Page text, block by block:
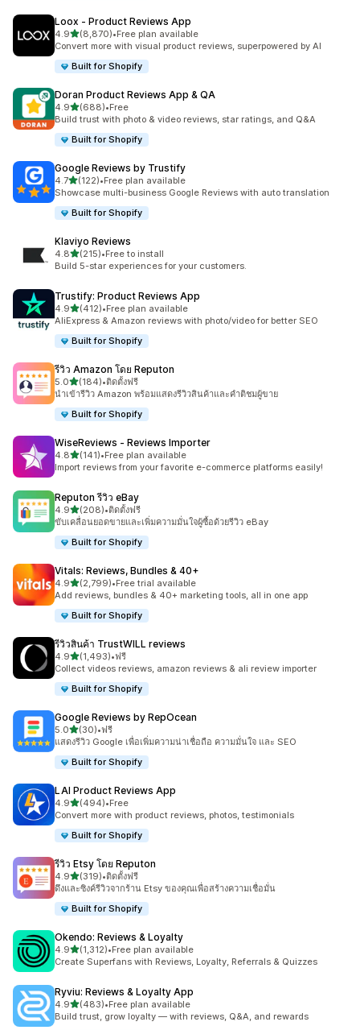
Loox ‑ Product Reviews App
4.9เต็ม 5 ดาว
(8,870)
ทั้งหมด 8870 รีวิว
•Free plan available
Convert more with visual product reviews, superpowered by AI
Built for Shopify
Doran Product Reviews App & QA
4.9เต็ม 5 ดาว
(688)
ทั้งหมด 688 รีวิว
•Free
Build trust with photo & video reviews, star ratings, and Q&A
Built for Shopify
Google Reviews by Trustify
4.7เต็ม 5 ดาว
(122)
ทั้งหมด 122 รีวิว
•Free plan available
Showcase multi-business Google Reviews with auto translation
Built for Shopify
Klaviyo Reviews
4.8เต็ม 5 ดาว
(215)
ทั้งหมด 215 รีวิว
•Free to install
Build 5-star experiences for your customers.
Trustify: Product Reviews App
4.9เต็ม 5 ดาว
(412)
ทั้งหมด 412 รีวิว
•Free plan available
AliExpress & Amazon reviews with photo/video for better SEO
Built for Shopify
รีวิว Amazon โดย Reputon
5.0เต็ม 5 ดาว
(184)
ทั้งหมด 184 รีวิว
•ติดตั้งฟรี
นำเข้ารีวิว Amazon พร้อมแสดงรีวิวสินค้าและคำติชมผู้ขาย
Built for Shopify
WiseReviews ‑ Reviews Importer
4.8เต็ม 5 ดาว
(141)
ทั้งหมด 141 รีวิว
•Free plan available
Import reviews from your favorite e-commerce platforms easily!
Reputon รีวิว eBay
4.9เต็ม 5 ดาว
(208)
ทั้งหมด 208 รีวิว
•ติดตั้งฟรี
ขับเคลื่อนยอดขายและเพิ่มความมั่นใจผู้ซื้อด้วยรีวิว eBay
Built for Shopify
Vitals: Reviews, Bundles & 40+
4.9เต็ม 5 ดาว
(2,799)
ทั้งหมด 2799 รีวิว
•Free trial available
Add reviews, bundles & 40+ marketing tools, all in one app
Built for Shopify
รีวิวสินค้า TrustWILL reviews
4.9เต็ม 5 ดาว
(1,493)
ทั้งหมด 1493 รีวิว
•ฟรี
Collect videos reviews, amazon reviews & ali review importer
Built for Shopify
Google Reviews by RepOcean
5.0เต็ม 5 ดาว
(30)
ทั้งหมด 30 รีวิว
•ฟรี
แสดงรีวิว Google เพื่อเพิ่มความน่าเชื่อถือ ความมั่นใจ และ SEO
Built for Shopify
LAI Product Reviews App
4.9เต็ม 5 ดาว
(494)
ทั้งหมด 494 รีวิว
•Free
Convert more with product reviews, photos, testimonials
Built for Shopify
รีวิว Etsy โดย Reputon
4.9เต็ม 5 ดาว
(319)
ทั้งหมด 319 รีวิว
•ติดตั้งฟรี
ดึงและซิงค์รีวิวจากร้าน Etsy ของคุณเพื่อสร้างความเชื่อมั่น
Built for Shopify
Okendo: Reviews & Loyalty
4.9เต็ม 5 ดาว
(1,312)
ทั้งหมด 1312 รีวิว
•Free plan available
Create Superfans with Reviews, Loyalty, Referrals & Quizzes
Ryviu: Reviews & Loyalty App
4.9เต็ม 5 ดาว
(483)
ทั้งหมด 483 รีวิว
•Free plan available
Build trust, grow loyalty — with reviews, Q&A, and rewards